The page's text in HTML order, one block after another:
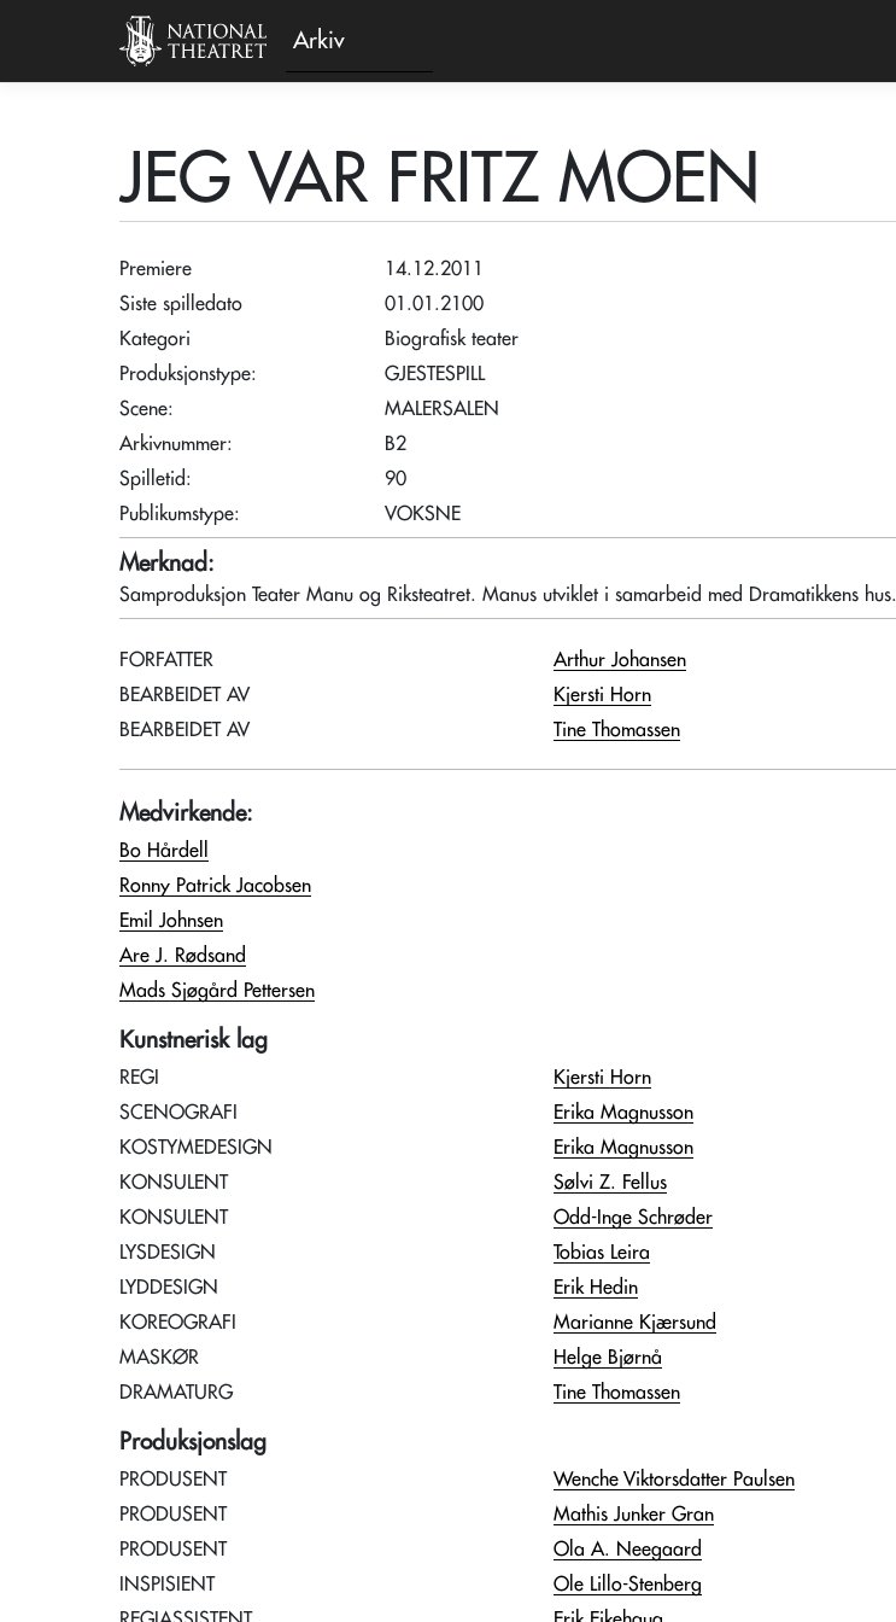
Arkiv
JEG VAR FRITZ MOEN
Premiere
14.12.2011
Siste spilledato
01.01.2100
Kategori
Biografisk teater
Produksjonstype:
GJESTESPILL
Scene:
MALERSALEN
Arkivnummer:
B2
Spilletid:
90
Publikumstype:
VOKSNE
Merknad:
Samproduksjon Teater Manu og Riksteatret. Manus utviklet i samarbeid med Dramatikkens hus.
FORFATTER
Arthur Johansen
BEARBEIDET AV
Kjersti Horn
BEARBEIDET AV
Tine Thomassen
Medvirkende:
Bo Hårdell
Ronny Patrick Jacobsen
Emil Johnsen
Are J. Rødsand
Mads Sjøgård Pettersen
Kunstnerisk lag
REGI
Kjersti Horn
SCENOGRAFI
Erika Magnusson
KOSTYMEDESIGN
Erika Magnusson
KONSULENT
Sølvi Z. Fellus
KONSULENT
Odd-Inge Schrøder
LYSDESIGN
Tobias Leira
LYDDESIGN
Erik Hedin
KOREOGRAFI
Marianne Kjærsund
MASKØR
Helge Bjørnå
DRAMATURG
Tine Thomassen
Produksjonslag
PRODUSENT
Wenche Viktorsdatter Paulsen
PRODUSENT
Mathis Junker Gran
PRODUSENT
Ola A. Neegaard
INSPISIENT
Ole Lillo-Stenberg